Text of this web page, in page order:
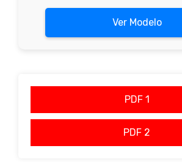
Ver Modelo
PDF 1
PDF 2